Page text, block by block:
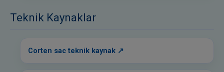
Teknik Kaynaklar
Corten sac teknik kaynak